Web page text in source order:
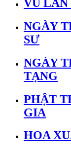
VU
NGÀY
SƯ
NGÀY
TẠNG
PHẬT
GIA
HOA